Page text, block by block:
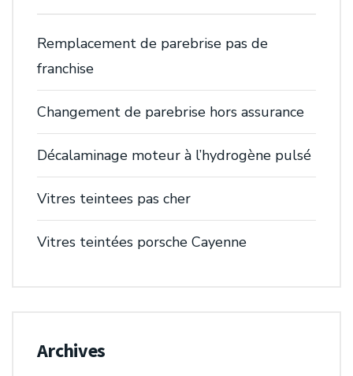
Remplacement de parebrise pas de
franchise
Changement de parebrise hors assurance
Décalaminage moteur à l’hydrogène pulsé
Vitres teintees pas cher
Vitres teintées porsche Cayenne
Archives